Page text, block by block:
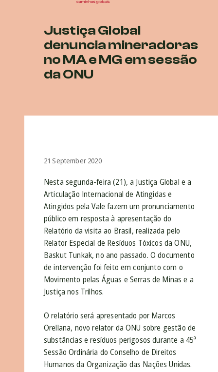
Justiça Global
denuncia mineradoras
no MA e MG em sessão
da ONU
21 September 2020
Nesta segunda-feira (21), a Justiça Global e a
Articulação Internacional de Atingidas e
Atingidos pela Vale fazem um pronunciamento
público em resposta à apresentação do
Relatório da visita ao Brasil, realizada pelo
Relator Especial de Resíduos Tóxicos da ONU,
Baskut Tunkak, no ano passado. O documento
de intervenção foi feito em conjunto com o
Movimento pelas Águas e Serras de Minas e a
Justiça nos Trilhos.
Orelatório será apresentado por Marcos
Orellana, novo relator da ONU sobre gestão de
substâncias e resíduos perigosos durante a 45ª
Sessão Ordinária do Conselho de Direitos
Humanos da Organização das Nações Unidas.